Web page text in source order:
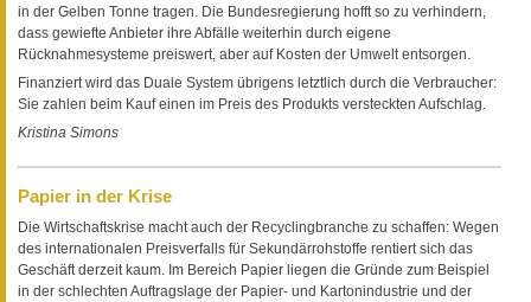
in der Gelben Tonne tragen. Die Bundesregierung hofft so zu verhindern,
dass gewiefte Anbieter ihre Abfälle weiterhin durch eigene
Rücknahmesysteme preiswert, aber auf Kosten der Umwelt entsorgen.
Finanziert wird das Duale System übrigens letztlich durch die Verbraucher:
Sie zahlen beim Kauf einen im Preis des Produkts versteckten Aufschlag.
Kristina Simons
Papier in der Krise
Die Wirtschaftskrise macht auch der Recyclingbranche zu schaffen: Wegen
des internationalen Preisverfalls für Sekundärrohstoffe rentiert sich das
Geschäft derzeit kaum. Im Bereich Papier liegen die Gründe zum Beispiel
in der schlechten Auftragslage der Papier- und Kartonindustrie und der